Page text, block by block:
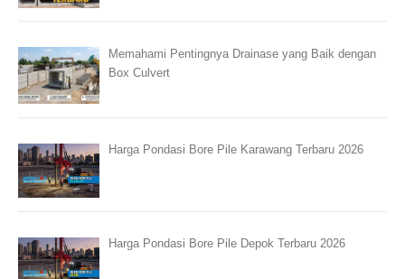
Memahami Pentingnya Drainase yang Baik dengan
Box Culvert
Harga Pondasi Bore Pile Karawang Terbaru 2026
Harga Pondasi Bore Pile Depok Terbaru 2026